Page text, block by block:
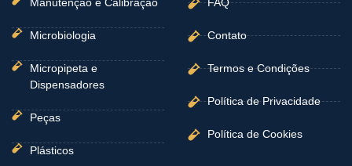
Manutenção e Calibração
Microbiologia
Micropipeta e
Dispensadores
Peças
Plásticos
FAQ
Contato
Termos e Condições
Política de Privacidade
Política de Cookies